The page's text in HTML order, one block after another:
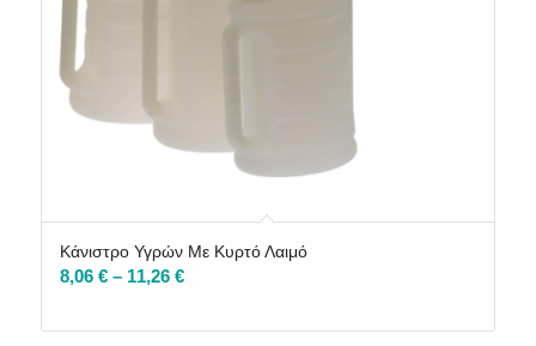
Κάνιστρο Υγρών Με Κυρτό Λαιμό
8,06 € – 11,26 €Price
8,06 €